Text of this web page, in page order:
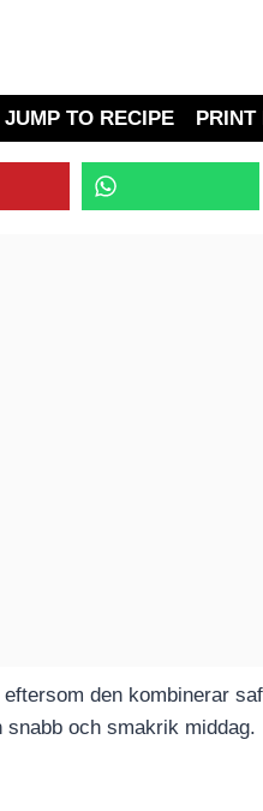
JUMP TO RECIPE PRINT
den kombinerar
och smakrik middag.